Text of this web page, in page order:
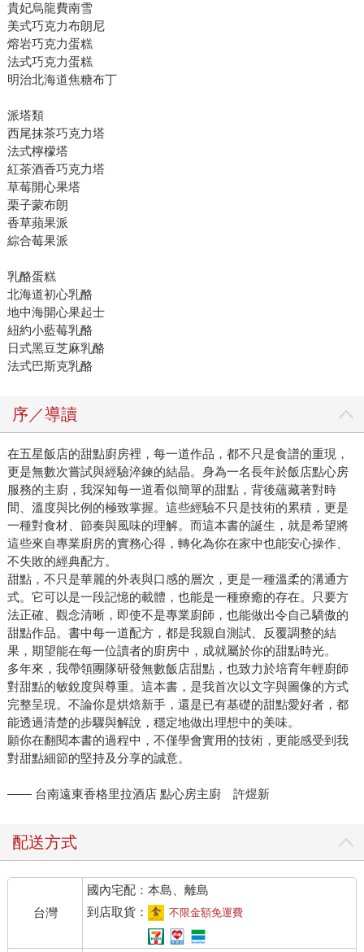
貴妃烏龍費南雪
美式巧克力布朗尼
熔岩巧克力蛋糕
法式巧克力蛋糕
明治北海道焦糖布丁
派塔類
西尾抹茶巧克力塔
法式檸檬塔
紅茶酒香巧克力塔
草莓開心果塔
栗子蒙布朗
香草蘋果派
綜合莓果派
乳酪蛋糕
北海道初心乳酪
地中海開心果起士
紐約小藍莓乳酪
日式黑豆芝麻乳酪
法式巴斯克乳酪
序／導讀
在五星飯店的甜點廚房裡，每一道作品，都不只是食譜的重現，
更是無數次嘗試與經驗淬鍊的結晶。身為一名長年於飯店點心房
服務的主廚，我深知每一道看似簡單的甜點，背後蘊藏著對時
間、溫度與比例的極致掌握。這些經驗不只是技術的累積，更是
一種對食材、節奏與風味的理解。而這本書的誕生，就是希望將
這些來自專業廚房的實務心得，轉化為你在家中也能安心操作、
不失敗的經典配方。
甜點，不只是華麗的外表與口感的層次，更是一種溫柔的溝通方
式。它可以是一段記憶的載體，也能是一種療癒的存在。只要方
法正確、觀念清晰，即使不是專業廚師，也能做出令自己驕傲的
甜點作品。書中每一道配方，都是我親自測試、反覆調整的結
果，期望能在每一位讀者的廚房中，成就屬於你的甜點時光。
多年來，我帶領團隊研發無數飯店甜點，也致力於培育年輕廚師
對甜點的敏銳度與尊重。這本書，是我首次以文字與圖像的方式
完整呈現。不論你是烘焙新手，還是已有基礎的甜點愛好者，都
能透過清楚的步驟與解說，穩定地做出理想中的美味。
願你在翻閱本書的過程中，不僅學會實用的技術，更能感受到我
對甜點細節的堅持及分享的誠意。
—— 台南遠東香格里拉酒店 點心房主廚 許煜新
配送方式
台灣
國內宅配：本島、離島
到店取貨：
不限金額免運費